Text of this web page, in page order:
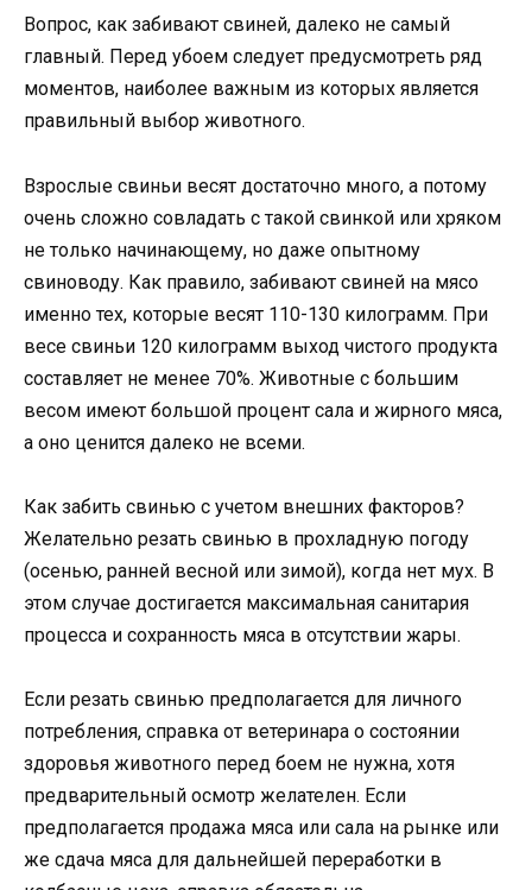
Вопрос, как забивают свиней, далеко не самый
главный. Перед убоем следует предусмотреть ряд
моментов, наиболее важным из которых является
правильный выбор животного.
Взрослые свиньи весят достаточно много, а потому
очень сложно совладать с такой свинкой или хряком
не только начинающему, но даже опытному
свиноводу. Как правило, забивают свиней на мясо
именно тех, которые весят 110-130 килограмм. При
весе свиньи 120 килограмм выход чистого продукта
составляет не менее 70%. Животные с большим
весом имеют большой процент сала и жирного мяса,
а оно ценится далеко не всеми.
Как забить свинью с учетом внешних факторов?
Желательно резать свинью в прохладную погоду
(осенью, ранней весной или зимой), когда нет мух. В
этом случае достигается максимальная санитария
процесса и сохранность мяса в отсутствии жары.
Если резать свинью предполагается для личного
потребления, справка от ветеринара о состоянии
здоровья животного перед боем не нужна, хотя
предварительный осмотр желателен. Если
предполагается продажа мяса или сала на рынке или
же сдача мяса для дальнейшей переработки в